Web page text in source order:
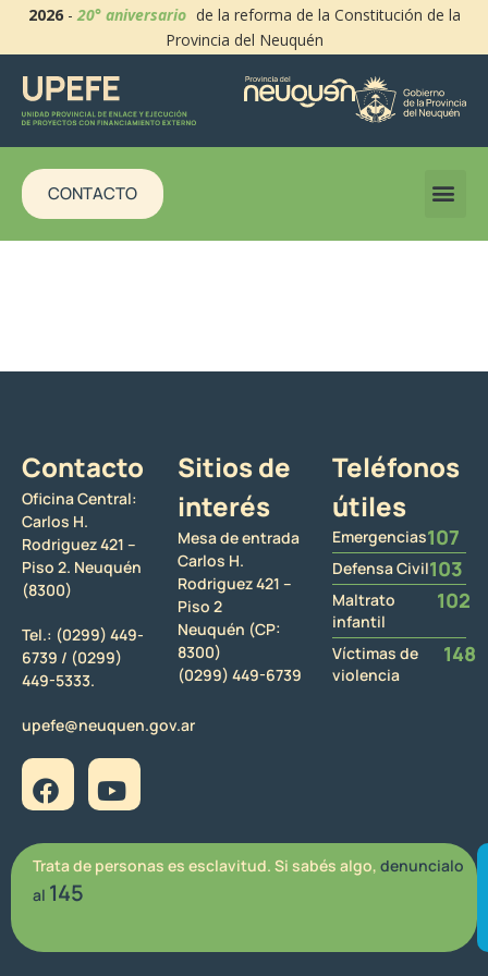
2026-20° aniversario de la reforma de la Constitución de la
Provincia del Neuquén
CONTACTO
Contacto
Oficina Central:
Carlos H.
Rodriguez 421 –
Piso 2. Neuquén
(8300)
Tel.: (0299) 449-
6739 / (0299)
449-5333.
upefe@neuquen.gov.ar
Sitios de
interés
Mesa de entrada
Carlos H.
Rodriguez 421 –
Piso 2
Neuquén (CP:
8300)
(0299) 449-6739
Teléfonos
útiles
Emergencias107
Defensa Civil103
Maltrato
infantil
102
Víctimas de
violencia
148
Trata de personas es esclavitud. Si sabés algo, denuncialo
al 145